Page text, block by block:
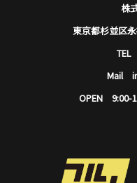
株
東京都杉並区
TEL
Mail
OPEN 9:00-